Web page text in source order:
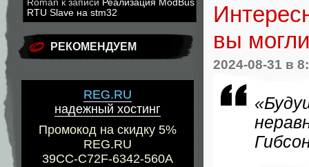
Roman к записи Реализация ModBus
RTU Slave на stm32
РЕКОМЕНДУЕМ
REG.RU
надежный хостинг
Промокод на скидку 5%
REG.RU
39CC-C72F-6342-560A
вы
2024-08-31 в